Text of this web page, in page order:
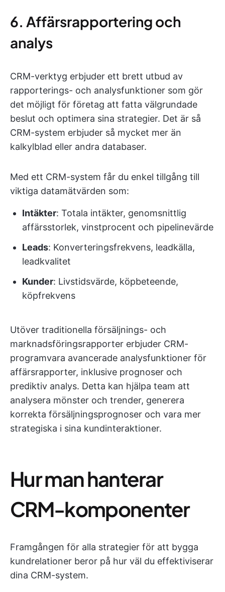
6. Affärsrapportering och
analys
CRM-verktyg erbjuder ett brett utbud av
rapporterings- och analysfunktioner som gör
det möjligt för företag att fatta välgrundade
beslut och optimera sina strategier. Det är så
CRM-system erbjuder så mycket mer än
kalkylblad eller andra databaser.
Med ett CRM-system får du enkel tillgång till
viktiga datamätvärden som:
Intäkter: Totala intäkter, genomsnittlig
affärsstorlek, vinstprocent och pipelinevärde
Leads: Konverteringsfrekvens, leadkälla,
leadkvalitet
Kunder: Livstidsvärde, köpbeteende,
köpfrekvens
Utöver traditionella försäljnings- och
marknadsföringsrapporter erbjuder CRM-
programvara avancerade analysfunktioner för
affärsrapporter, inklusive prognoser och
prediktiv analys. Detta kan hjälpa team att
analysera mönster och trender, generera
korrekta försäljningsprognoser och vara mer
strategiska i sina kundinteraktioner.
Hur man hanterar
CRM-komponenter
Framgången för alla strategier för att bygga
kundrelationer beror på hur väl du effektiviserar
dina CRM-system.